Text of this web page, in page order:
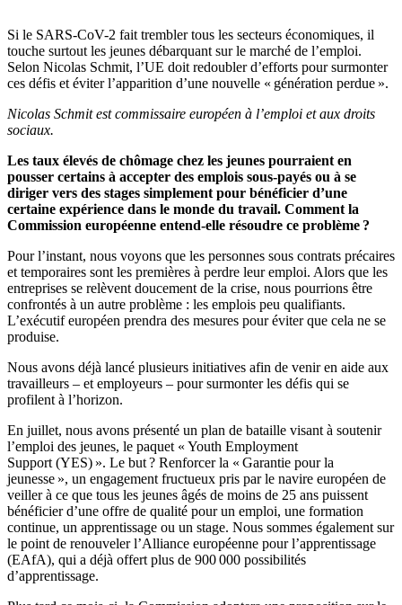
Si le SARS-CoV-2 fait trembler tous les secteurs économiques, il
touche surtout les jeunes débarquant sur le marché de l’emploi.
Selon Nicolas Schmit, l’UE doit redoubler d’efforts pour surmonter
ces défis et éviter l’apparition d’une nouvelle « génération perdue ».
Nicolas Schmit est commissaire européen à l’emploi et aux droits
sociaux.
Les taux élevés de chômage chez les jeunes pourraient en
pousser certains à accepter des emplois sous-payés ou à se
diriger vers des stages simplement pour bénéficier d’une
certaine expérience dans le monde du travail. Comment la
Commission européenne entend-elle résoudre ce problème ?
Pour l’instant, nous voyons que les personnes sous contrats précaires
et temporaires sont les premières à perdre leur emploi. Alors que les
entreprises se relèvent doucement de la crise, nous pourrions être
confrontés à un autre problème : les emplois peu qualifiants.
L’exécutif européen prendra des mesures pour éviter que cela ne se
produise.
Nous avons déjà lancé plusieurs initiatives afin de venir en aide aux
travailleurs – et employeurs – pour surmonter les défis qui se
profilent à l’horizon.
En juillet, nous avons présenté un plan de bataille visant à soutenir
l’emploi des jeunes, le paquet « Youth Employment
Support (YES) ». Le but ? Renforcer la « Garantie pour la
jeunesse », un engagement fructueux pris par le navire européen de
veiller à ce que tous les jeunes âgés de moins de 25 ans puissent
bénéficier d’une offre de qualité pour un emploi, une formation
continue, un apprentissage ou un stage. Nous sommes également sur
le point de renouveler l’Alliance européenne pour l’apprentissage
(EAfA), qui a déjà offert plus de 900 000 possibilités
d’apprentissage.